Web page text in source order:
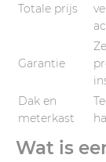
Totale prijs
Garantie
Dak en
meterkast
Wat is